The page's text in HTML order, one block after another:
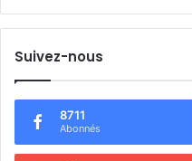
Suivez-nous
8711
Abonnés